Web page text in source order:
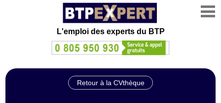
L'emploi des experts du BTP
Retour à la CVthèque